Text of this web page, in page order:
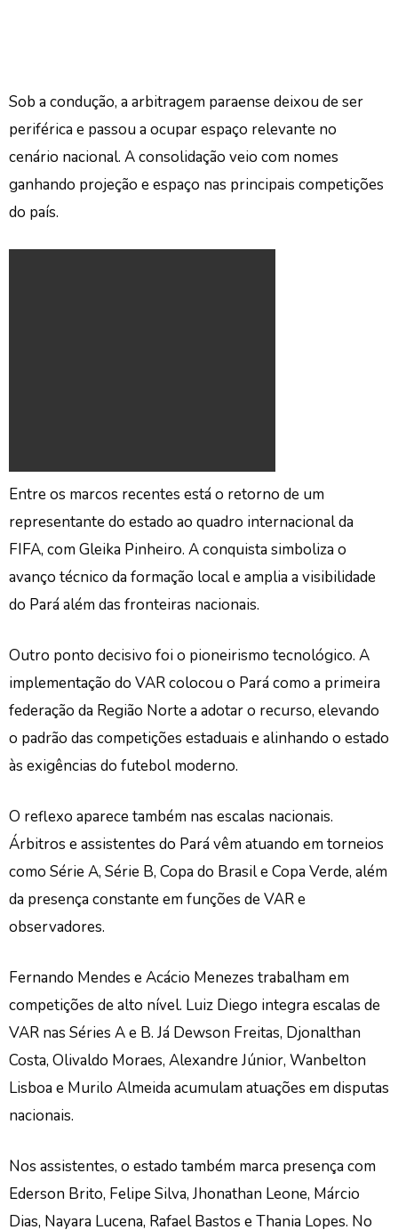
Sob a condução, a arbitragem paraense deixou de ser
periférica e passou a ocupar espaço relevante no
cenário nacional. A consolidação veio com nomes
ganhando projeção e espaço nas principais competições
do país.
Entre os marcos recentes está o retorno de um
representante do estado ao quadro internacional da
FIFA, com Gleika Pinheiro. A conquista simboliza o
avanço técnico da formação local e amplia a visibilidade
do Pará além das fronteiras nacionais.
Outro ponto decisivo foi o pioneirismo tecnológico. A
implementação do VAR colocou o Pará como a primeira
federação da Região Norte a adotar o recurso, elevando
o padrão das competições estaduais e alinhando o estado
às exigências do futebol moderno.
O reflexo aparece também nas escalas nacionais.
Árbitros e assistentes do Pará vêm atuando em torneios
como Série A, Série B, Copa do Brasil e Copa Verde, além
da presença constante em funções de VAR e
observadores.
Fernando Mendes e Acácio Menezes trabalham em
competições de alto nível. Luiz Diego integra escalas de
VAR nas Séries A e B. Já Dewson Freitas, Djonalthan
Costa, Olivaldo Moraes, Alexandre Júnior, Wanbelton
Lisboa e Murilo Almeida acumulam atuações em disputas
nacionais.
Nos assistentes, o estado também marca presença com
Ederson Brito, Felipe Silva, Jhonathan Leone, Márcio
Dias, Nayara Lucena, Rafael Bastos e Thania Lopes. No